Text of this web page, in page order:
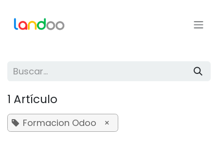
1 Artículo
Formacion Odoo ×